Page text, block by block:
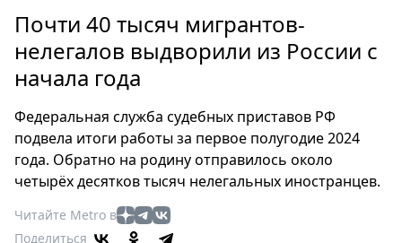
Россия
Мир
Здоровье
Туризм
Мода
Театр
Кино
Афиша
Почти 40 тысяч мигрантов-
нелегалов выдворили из России с
начала года
Федеральная служба судебных приставов РФ
подвела итоги работы за первое полугодие 2024
года. Обратно на родину отправилось около
четырёх десятков тысяч нелегальных иностранцев.
Читайте Metro в
Поделиться